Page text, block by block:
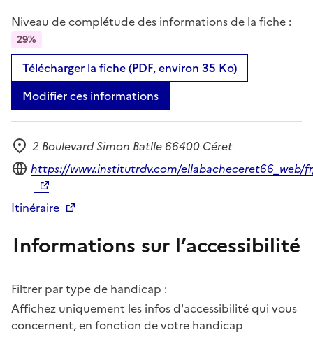
Niveau de complétude des informations de la fiche :
29%
Télécharger la fiche (PDF, environ 35 Ko)
Modifier ces informations
Adresse
2 Boulevard Simon Batlle 66400 Céret
Site internet
https://www.institutrdv.com/ellabacheceret66_web/
Itinéraire
Informations sur l’accessibilité
Filtrer par type de handicap :
Affichez uniquement les infos d'accessibilité qui vous
concernent, en fonction de votre handicap